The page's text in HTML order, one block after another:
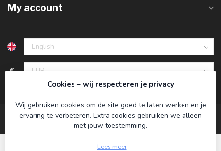
My account
€
Cookies – wij respecteren je privacy
Wij gebruiken cookies om de site goed te laten werken en je
ervaring te verbeteren. Extra cookies gebruiken we alleen
met jouw toestemming.
Lees meer